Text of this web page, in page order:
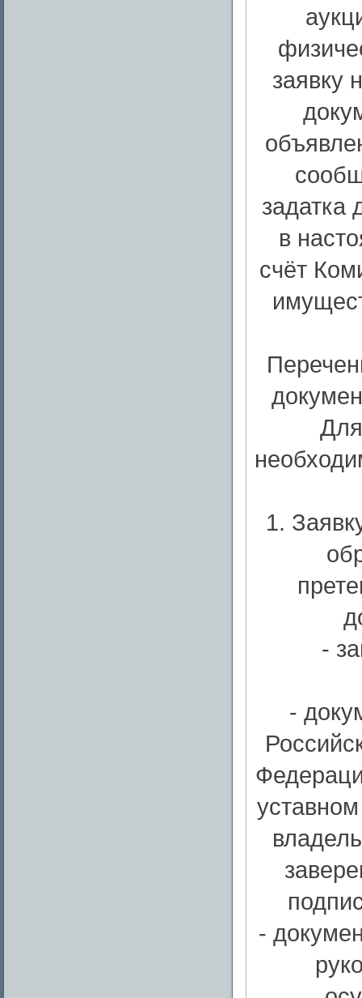
заявку
задатка
в
счёт
1.
-
-
-